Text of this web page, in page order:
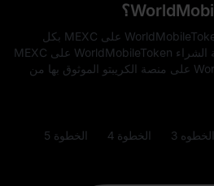
تعلم كيفية شراء WorldMobileToken (WMTX) على MEXC بكل
سهولة. يغطي هذا الدليل كيفية الشراء WorldMobileToken على MEXC
وبدء التداول WorldMobileToken على منصة الكريبتو الموثوق بها من
الخطوه 3 الخطوة 4 الخطوة 5